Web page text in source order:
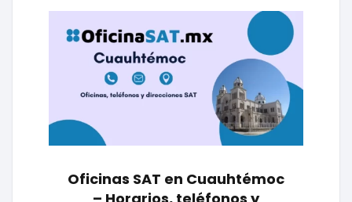
Oficinas SAT en Cuauhtémoc